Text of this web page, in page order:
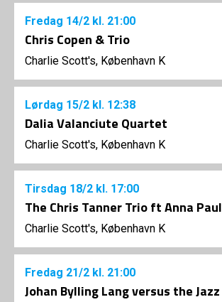
Fredag 14/2 kl. 21:00
Chris Copen & Trio
Charlie Scott's, København K
Lørdag 15/2 kl. 12:38
Dalia Valanciute Quartet
Charlie Scott's, København K
Tirsdag 18/2 kl. 17:00
The Chris Tanner Trio ft Anna
Charlie Scott's, København K
Fredag 21/2 kl. 21:00
Johan Bylling Lang versus the